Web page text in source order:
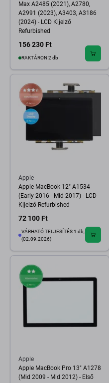
Max A2485 (2021), A2780,
A2991 (2023), A3403, A3186
(2024) - LCD Kijelző
Refurbished
156 230 Ft
RAKTÁRON 2 db
Apple
Apple MacBook 12" A1534
(Early 2016 - Mid 2017) - LCD
Kijelző Refurbished
72 100 Ft
VÁRHATÓ TELJESÍTÉS 1 db,
(02.09.2026)
Apple
Apple MacBook Pro 13" A1278
(Mid 2009 - Mid 2012) - Első